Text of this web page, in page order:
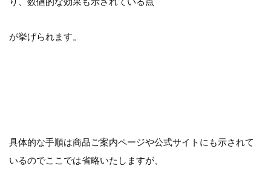
が挙げられます。
具体的な手順は商品ご案内ページや公式サイトにも示されて
いるのでここでは省略いたしますが、